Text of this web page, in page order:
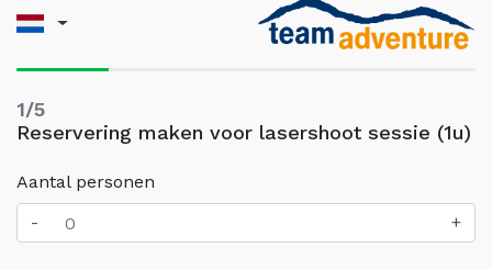
1/5
Reservering maken voor lasershoot sessie (1u)
Aantal personen
-
+